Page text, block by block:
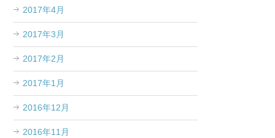
2017年4月
2017年3月
2017年2月
2017年1月
2016年12月
2016年11月